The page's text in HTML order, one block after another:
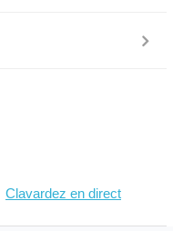
Clavardez en direct